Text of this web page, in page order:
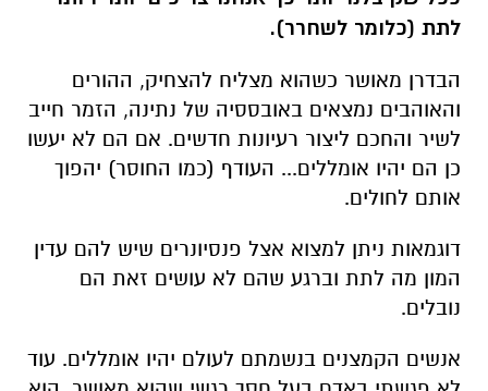
לתת (כלומר לשחרר).
הבדרן מאושר כשהוא מצליח להצחיק, ההורים
והאוהבים נמצאים באובססיה של נתינה, הזמר חייב
לשיר והחכם ליצור רעיונות חדשים. אם הם לא יעשו
כן הם יהיו אומללים... העודף (כמו החוסר) יהפוך
אותם לחולים.
דוגמאות ניתן למצוא אצל פנסיונרים שיש להם עדין
המון מה לתת וברגע שהם לא עושים זאת הם
נובלים.
אנשים הקמצנים בנשמתם לעולם יהיו אומללים. עוד